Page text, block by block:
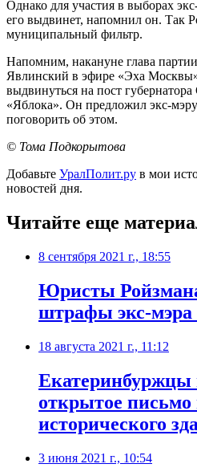
Однако для участия в выборах
его выдвинет, напомнил он. Так
муниципальный фильтр.
Напомним, накануне глава
Явлинский в эфире «Эха
выдвинуться на пост
«Яблока». Он предложил экс-
поговорить об этом.
© Тома Подкорытова
Добавьте УралПолит.ру в мои
новостей дня.
Читайте еще
8 сентября 2021 г., 18:55
​Юристы
штрафы экс-
18 августа 2021 г., 11:12
​Екатеринбуржцы
открытое письмо
исторического
3 июня 2021 г., 10:54